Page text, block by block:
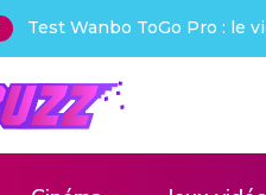
Test Wanbo ToGo Pro : le